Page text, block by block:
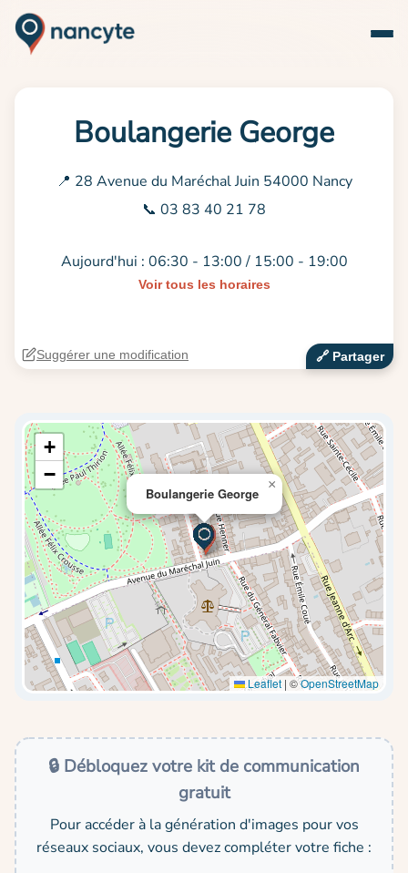
Boulangerie George
📍 28 Avenue du Maréchal Juin 54000 Nancy
📞 03 83 40 21 78
Aujourd'hui : 06:30 - 13:00 / 15:00 - 19:00
Voir tous les horaires
🔗‍️ Partager
Suggérer une modification
Boulangerie George
×
+
−
Leaflet | ©OpenStreetMap
🔒 Débloquez votre kit de communication
gratuit
Pour accéder à la génération d'images pour vos
réseaux sociaux, vous devez compléter votre fiche :